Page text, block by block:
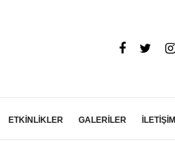
ETKİNLİKLER GALERİLER İLETİŞİM